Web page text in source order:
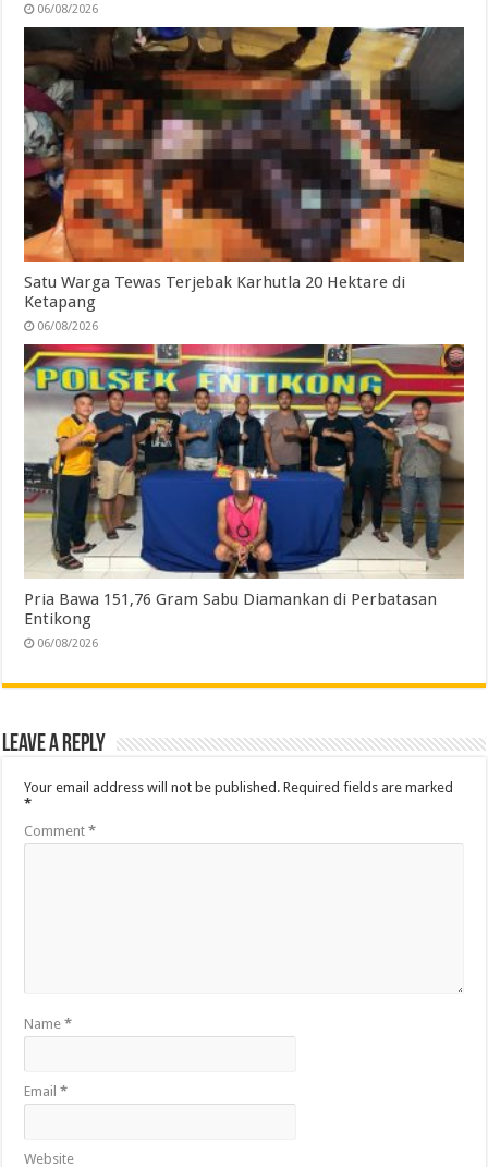
06/08/2026
Satu Warga Tewas Terjebak Karhutla 20 Hektare di
Ketapang
06/08/2026
Pria Bawa 151,76 Gram Sabu Diamankan di Perbatasan
Entikong
06/08/2026
Leave a Reply
Your email address will not be published. Required fields are marked
*
Comment*
Name*
Email*
Website